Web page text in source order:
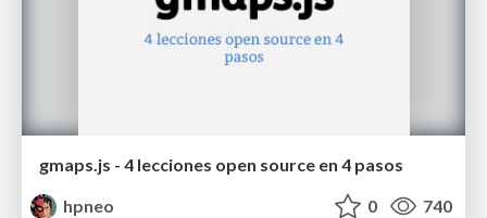
gmaps.js - 4 lecciones open source en 4 pasos
hpneo
0 740